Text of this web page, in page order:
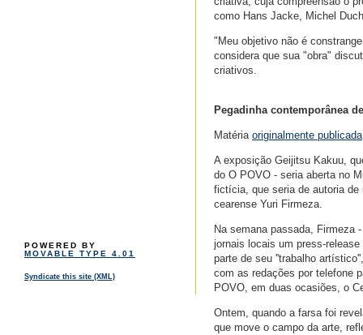
POWERED BY
MOVABLE TYPE 4.01
Syndicate this site (XML)
como Hans Jacke, Michel
"Meu objetivo não é
considera que sua "obra"
criativos.
Pegadinha contemporânea
Matéria originalmente publicada
A exposição Geijitsu Kakuu,
do O POVO - seria aberta no
fictícia, que seria de autoria
cearense Yuri Firmeza.
Na semana passada, Firmeza
jornais locais um press-
parte de seu ''trabalho
com as redações por telefone
POVO, em duas ocasiões, o
Ontem, quando a farsa foi
que move o campo da arte,